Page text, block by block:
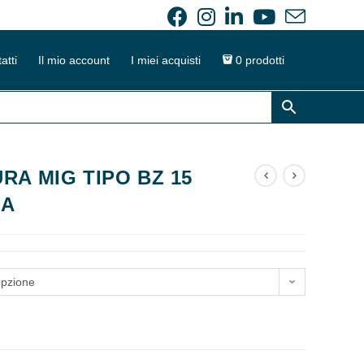
Il mio account I miei acquisti 0 prodotti
MIG TIPO BZ 15